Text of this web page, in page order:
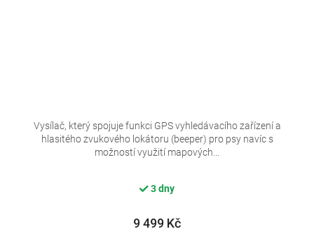
3 dny
9 499 Kč
Vysílač, který spojuje funkci GPS vyhledávacího zařízení a
hlasitého zvukového lokátoru (beeper) pro psy navíc s
možností využití mapových...